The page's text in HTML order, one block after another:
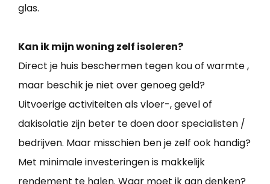
glas.
Kan ik mijn woning zelf isoleren?
Direct je huis beschermen tegen kou of warmte ,
maar beschik je niet over genoeg geld?
Uitvoerige activiteiten als vloer-, gevel of
dakisolatie zijn beter te doen door specialisten /
bedrijven. Maar misschien ben je zelf ook handig?
Met minimale investeringen is makkelijk
rendement te halen. Waar moet ik aan denken?